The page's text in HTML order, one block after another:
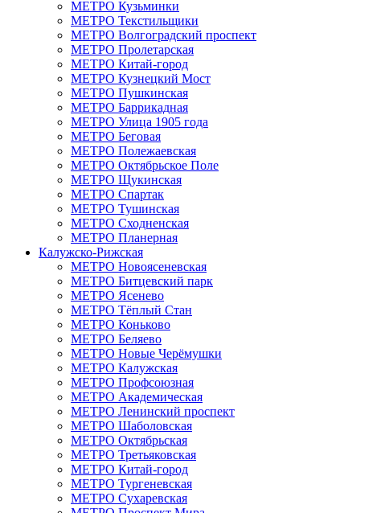
МЕТРО Кузьминки
МЕТРО Текстильщики
МЕТРО Волгоградский проспект
МЕТРО Пролетарская
МЕТРО Китай‑город
МЕТРО Кузнецкий Мост
МЕТРО Пушкинская
МЕТРО Баррикадная
МЕТРО Улица 1905 года
МЕТРО Беговая
МЕТРО Полежаевская
МЕТРО Октябрьское Поле
МЕТРО Щукинская
МЕТРО Спартак
МЕТРО Тушинская
МЕТРО Сходненская
МЕТРО Планерная
Калужско‑Рижская
МЕТРО Новоясеневская
МЕТРО Битцевский парк
МЕТРО Ясенево
МЕТРО Тёплый Стан
МЕТРО Коньково
МЕТРО Беляево
МЕТРО Новые Черёмушки
МЕТРО Калужская
МЕТРО Профсоюзная
МЕТРО Академическая
МЕТРО Ленинский проспект
МЕТРО Шаболовская
МЕТРО Октябрьская
МЕТРО Третьяковская
МЕТРО Китай‑город
МЕТРО Тургеневская
МЕТРО Сухаревская